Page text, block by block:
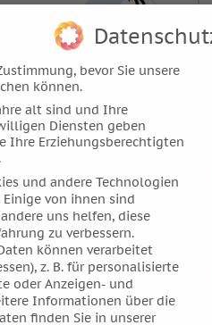
Hohenstein, D
Bd.III,
sie die Gewalt einer Mars-
der Triebverdrängung den
bevor Sie unsere
können.
alt sind und Ihre
Diensten geben
Ihre Erziehungsberechtigten
und andere Technologien
von ihnen sind
uns helfen, diese
zu verbessern.
können verarbeitet
z. B. für personalisierte
oder Anzeigen- und
Informationen über die
finden Sie in unserer